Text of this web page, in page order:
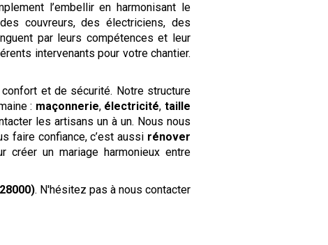
l’embellir en harmonisant le
couvreurs, des électriciens, des
par leurs compétences et leur
intervenants pour votre chantier.
et de sécurité. Notre structure
: maçonnerie, électricité, taille
les artisans un à un. Nous nous
faire confiance, c’est aussi rénover
un mariage harmonieux entre
. N'hésitez pas à nous contacter